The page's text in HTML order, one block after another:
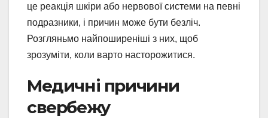
це реакція шкіри або нервової системи на певні
подразники, і причин може бути безліч.
Розгляньмо найпоширеніші з них, щоб
зрозуміти, коли варто насторожитися.
Медичні причини
свербежу